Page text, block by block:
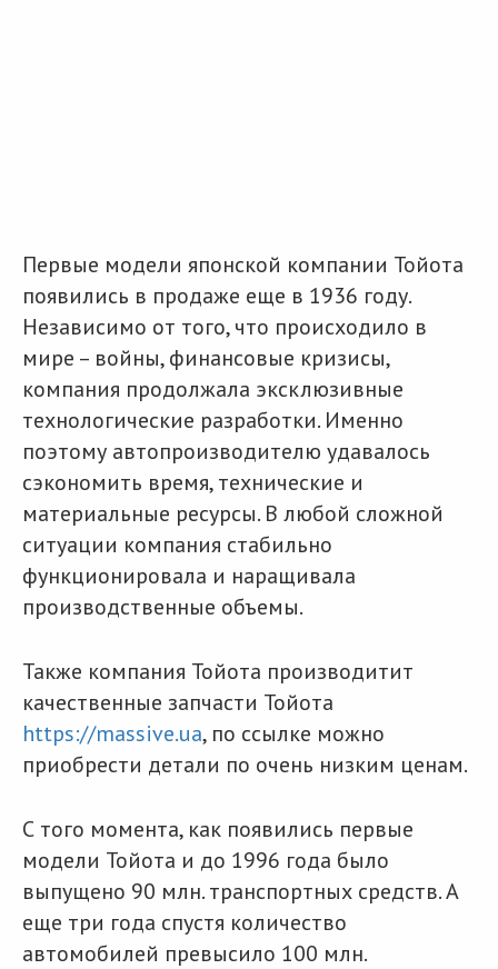
Первые модели японской компании Тойота
появились в продаже еще в 1936 году.
Независимо от того, что происходило в
мире – войны, финансовые кризисы,
компания продолжала эксклюзивные
технологические разработки. Именно
поэтому автопроизводителю удавалось
сэкономить время, технические и
материальные ресурсы. В любой сложной
ситуации компания стабильно
функционировала и наращивала
производственные объемы.
Также компания Тойота производитит
качественные запчасти Тойота
https://massive.ua, по ссылке можно
приобрести детали по очень низким ценам.
С того момента, как появились первые
модели Тойота и до 1996 года было
выпущено 90 млн. транспортных средств. А
еще три года спустя количество
автомобилей превысило 100 млн.